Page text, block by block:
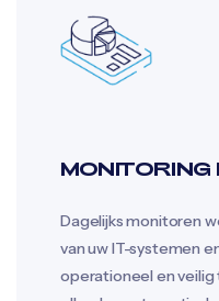
Dagelijks monitoren
van uw IT-systemen
operationeel en veilig